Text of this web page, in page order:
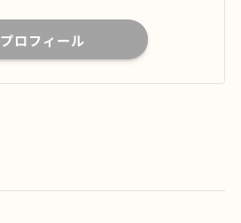
プロフィール